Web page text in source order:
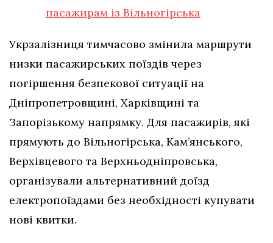
пасажирам із Вільногірська
Укрзалізниця тимчасово змінила маршрути
низки пасажирських поїздів через
погіршення безпекової ситуації на
Дніпропетровщині, Харківщині та
Запорізькому напрямку. Для пасажирів, які
прямують до Вільногірська, Кам’янського,
Верхівцевого та Верхньодніпровська,
організували альтернативний доїзд
електропоїздами без необхідності купувати
нові квитки.